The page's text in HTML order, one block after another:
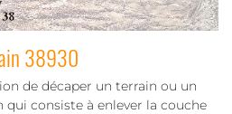
38930
de décaper un terrain ou un
qui consiste à enlever la couche